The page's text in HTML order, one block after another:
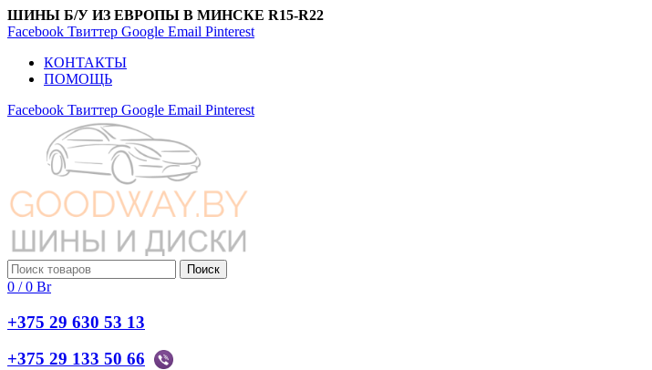
ШИНЫ Б/У ИЗ ЕВРОПЫ В МИНСКЕ R15-R22
Facebook Твиттер Google Email Pinterest
КОНТАКТЫ
ПОМОЩЬ
Facebook Твиттер Google Email Pinterest
Поиск
0 / 0 Br
+375 29 630 53 13
+375 29 133 50 66